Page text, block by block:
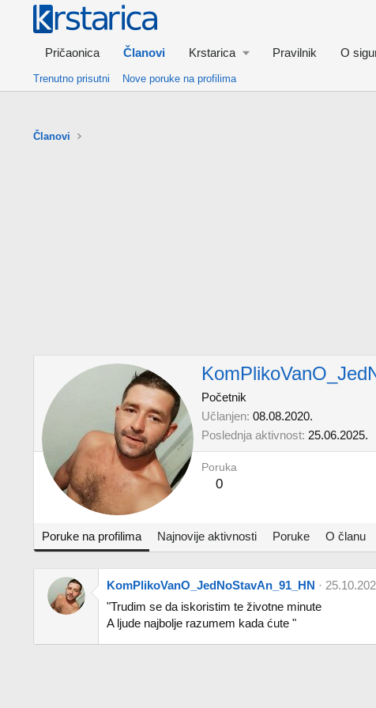
Pričaonica Članovi Krstarica Pravilnik O
Trenutno prisutni Nove poruke na profilima
Članovi
Početnik
Učlanjen 08.08.2020.
Poslednja aktivnost 25.06.2025.
Poruka
0
Poruke na profilima Najnovije aktivnosti Poruke O članu
KomPlikoVanO_JedNoStavAn_91_HN
"Trudim se da iskoristim te životne minute
A ljude najbolje razumem kada ćute "